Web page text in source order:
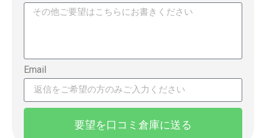
Email
要望を口コミ倉庫に送る